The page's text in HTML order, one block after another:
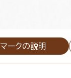
マークの説明